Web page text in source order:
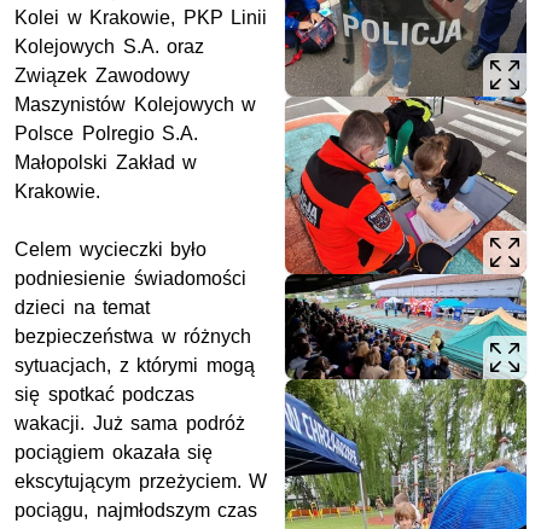
Kolei w Krakowie, PKP Linii
Kolejowych S.A. oraz
Związek Zawodowy
Maszynistów Kolejowych w
Polsce Polregio S.A.
Małopolski Zakład w
Krakowie.
Celem wycieczki było
podniesienie świadomości
dzieci na temat
bezpieczeństwa w różnych
sytuacjach, z którymi mogą
się spotkać podczas
wakacji. Już sama podróż
pociągiem okazała się
ekscytującym przeżyciem. W
pociągu, najmłodszym czas